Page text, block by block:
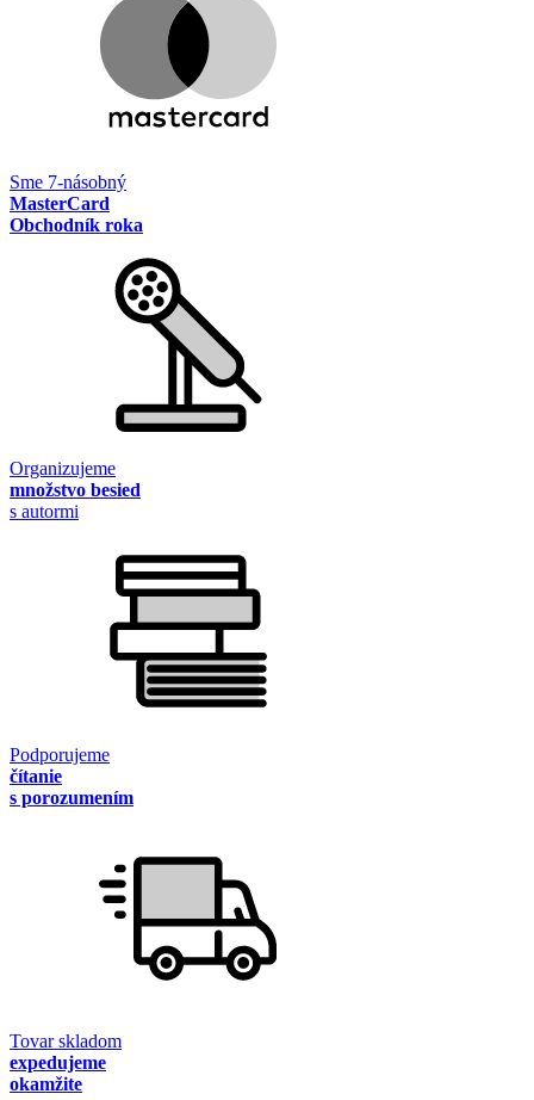
Sme 7-násobný
MasterCard
Obchodník roka
Organizujeme
množstvo besied
s autormi
Podporujeme
čítanie
s porozumením
Tovar skladom
expedujeme
okamžite